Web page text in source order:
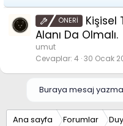
ÖNERİ
Kişisel
Alanı Da Olmalı.
umut
Cevaplar 4 30 Ocak
Buraya mesaj
Ana sayfa Forumlar